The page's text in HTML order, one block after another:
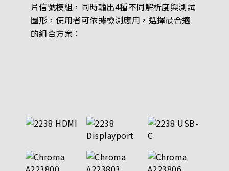
片信號模組，同時輸出4種不同解析度與測試
圖形，使用者可依據檢測應用，選擇最合適
的組合方案：